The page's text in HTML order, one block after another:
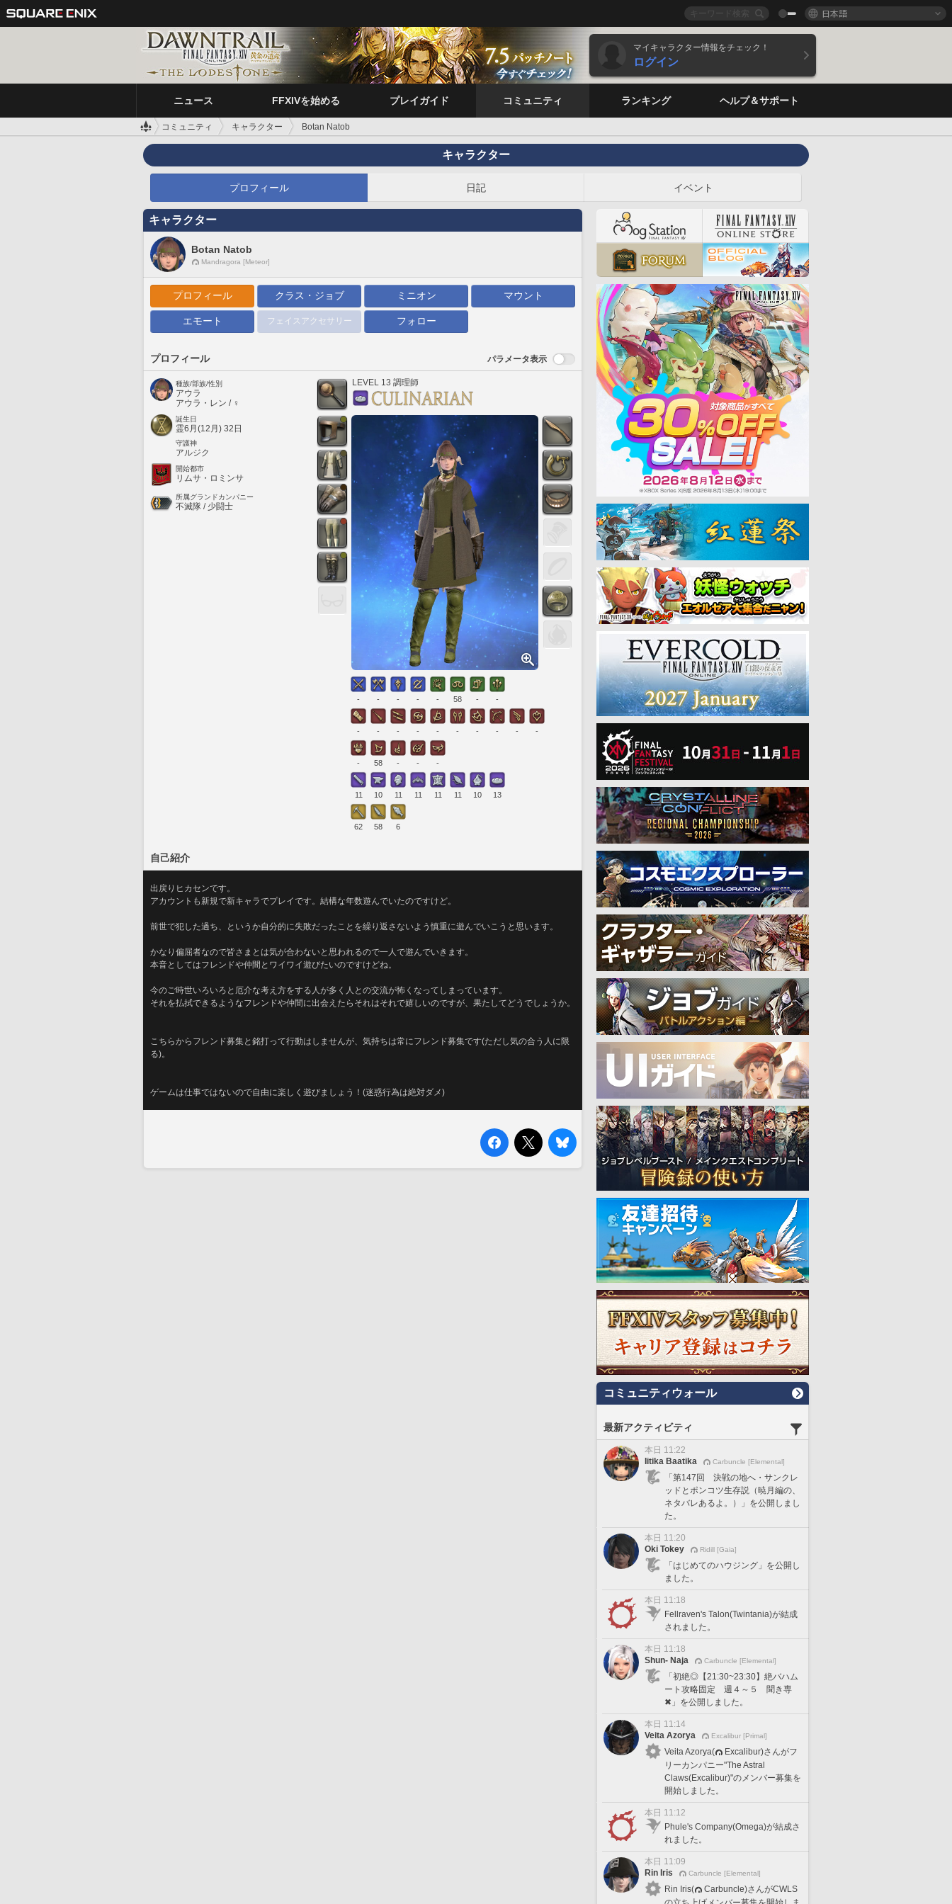
日本語
マイキャラクター情報をチェック！
ログイン
ニュース FFXIVを始める プレイガイド コミュニティ ランキング ヘルプ＆サポート
コミュニティ キャラクター Botan Natob
キャラクター
プロフィール 日記 イベント
キャラクター
Botan Natob
Mandragora [Meteor]
プロフィール クラス・ジョブ ミニオン マウント
エモート フェイスアクセサリー フォロー
プロフィール パラメータ表示
種族/部族/性別
アウラ
アウラ・レン / ♀
誕生日
霊6月(12月) 32日
守護神
アルジク
開始都市
リムサ・ロミンサ
所属グランドカンパニー
不滅隊 / 少闘士
LEVEL 13 調理師
- - - - - 58 - -
- - - - - - - - - -
- 58 - - -
11 10 11 11 11 11 10 13
62 58 6
自己紹介
出戻りヒカセンです。
アカウントも新規で新キャラでプレイです。結構な年数遊んでいたのですけど。
前世で犯した過ち、というか自分的に失敗だったことを繰り返さないよう慎重に遊んでいこうと思います。
かなり偏屈者なので皆さまとは気が合わないと思われるので一人で遊んでいきます。
本音としてはフレンドや仲間とワイワイ遊びたいのですけどね。
今のご時世いろいろと厄介な考え方をする人が多く人との交流が怖くなってしまっています。
それを払拭できるようなフレンドや仲間に出会えたらそれはそれで嬉しいのですが、果たしてどうでしょうか。
こちらからフレンド募集と銘打って行動はしませんが、気持ちは常にフレンド募集です(ただし気の合う人に限
る)。
ゲームは仕事ではないので自由に楽しく遊びましょう！(迷惑行為は絶対ダメ)
コミュニティウォール
最新アクティビティ
本日 11:22
Iitika Baatika
Carbuncle [Elemental]
「第147回 決戦の地へ・サンクレ
ッドとポンコツ生存説（暁月編の、
ネタバレあるよ。）」を公開しまし
た。
本日 11:20
Oki Tokey
Ridill [Gaia]
「はじめてのハウジング」を公開し
ました。
本日 11:18
Fellraven's Talon(Twintania)が結成
されました。
本日 11:18
Shun- Naja
Carbuncle [Elemental]
「初絶◎【21:30~23:30】絶バハム
ート攻略固定 週４～５ 聞き専
✖」を公開しました。
本日 11:14
Veita Azorya
Excalibur [Primal]
Veita Azorya(
Excalibur)さんがフ
リーカンパニー"The Astral
Claws(Excalibur)"のメンバー募集を
開始しました。
本日 11:12
Phule's Company(Omega)が結成さ
れました。
本日 11:09
Rin Iris
Carbuncle [Elemental]
Rin Iris(
Carbuncle)さんがCWLS